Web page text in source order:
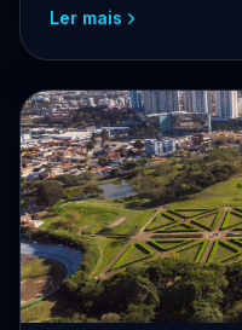
Ler mais